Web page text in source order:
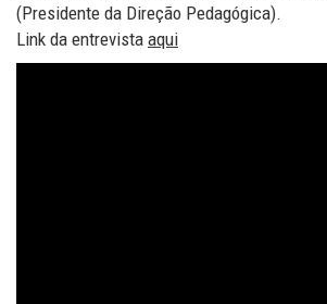
(Presidente da Direção Pedagógica).
Link da entrevista aqui